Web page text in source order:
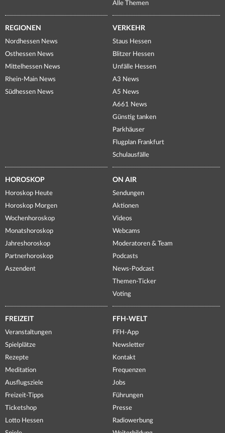
Alle Themen
REGIONEN
Nordhessen News
Osthessen News
Mittelhessen News
Rhein-Main News
Südhessen News
VERKEHR
Staus Hessen
Blitzer Hessen
Unfälle Hessen
A3 News
A5 News
A661 News
Günstig tanken
Parkhäuser
Flugplan Frankfurt
Schulausfälle
HOROSKOP
Horoskop Heute
Horoskop Morgen
Wochenhoroskop
Monatshoroskop
Jahreshoroskop
Partnerhoroskop
Aszendent
ON AIR
Sendungen
Aktionen
Videos
Webcams
Moderatoren & Team
Podcasts
News-Podcast
Themen-Ticker
Voting
FREIZEIT
Veranstaltungen
Spielplätze
Rezepte
Meditation
Ausflugsziele
Freizeit-Tipps
Ticketshop
Lotto Hessen
FFH-WELT
FFH-App
Newsletter
Kontakt
Frequenzen
Jobs
Führungen
Presse
Radiowerbung